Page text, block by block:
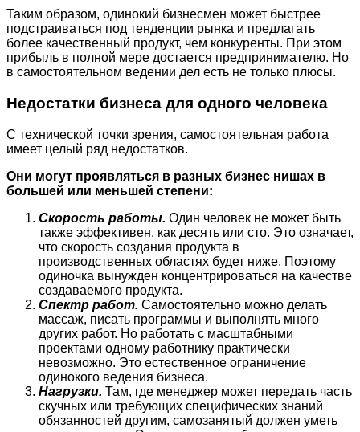
Таким образом, одинокий бизнесмен может быстрее
подстраиваться под тенденции рынка и предлагать
более качественный продукт, чем конкуренты. При этом
прибыль в полной мере достается предпринимателю. Но
в самостоятельном ведении дел есть не только плюсы.
Недостатки бизнеса для одного человека
С технической точки зрения, самостоятельная работа
имеет целый ряд недостатков.
Они могут проявляться в разных бизнес нишах в
большей или меньшей степени:
Скорость работы. Один человек не может быть
также эффективен, как десять или сто. Это означает,
что скорость создания продукта в
производственных областях будет ниже. Поэтому
одиночка вынужден концентрироваться на качестве
создаваемого продукта.
Спектр работ. Самостоятельно можно делать
массаж, писать программы и выполнять много
других работ. Но работать с масштабными
проектами одному работнику практически
невозможно. Это естественное ограничение
одинокого ведения бизнеса.
Нагрузки. Там, где менеджер может передать часть
скучных или требующих специфических знаний
обязанностей другим, самозанятый должен уметь